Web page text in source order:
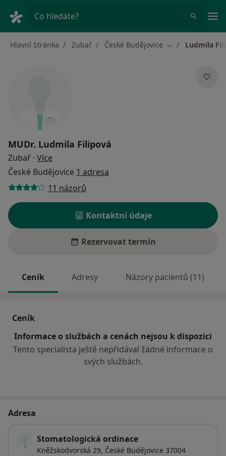
Co hledáte?
Hlavní Stránka Zubař České Budějovice Změna města
Ludmila
MUDr. Ludmila Filipová
Zubař · Více
České Budějovice 1 adresa
11 názorů
Kontaktní údaje
Rezervovat termín
Ceník Adresy Názory pacientů (11)
Ceník
Informace o službách a cenách nejsou k dispozici
Tento specialista ještě nepřidával žádné informace o
svých službách.
Adresa
Stomatologická ordinace
Kněžskodvorská 29, České Budějovice 37004